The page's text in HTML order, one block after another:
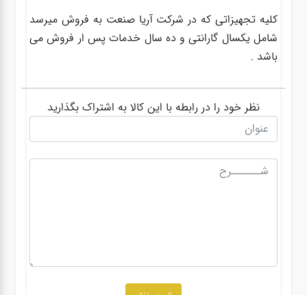
کلیه تجهیزاتی که در شرکت آریا صنعت به فروش میرسد
شامل یکسال گارانتی و ده سال خدمات پس ار فروش می
باشد .
نظر خود را در رابطه با این کالا به اشتراک بگذارید